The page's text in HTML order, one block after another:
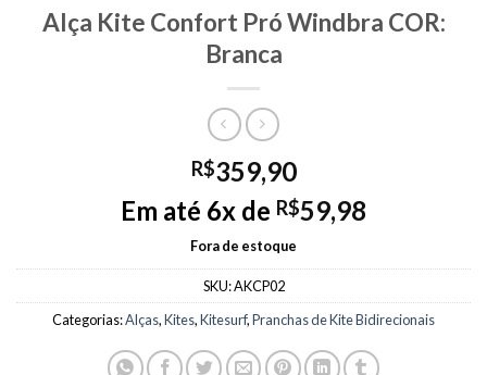
Alça Kite Confort Pró Windbra COR:
Branca
R$359,90
Em até 6x de R$59,98
Fora de estoque
SKU:AKCP02
Categorias:Alças,Kites,Kitesurf,Pranchas de Kite Bidirecionais